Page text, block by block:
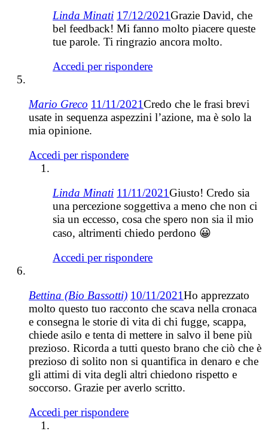
Linda Minati 17/12/2021Grazie David, che
bel feedback! Mi fanno molto piacere queste
tue parole. Ti ringrazio ancora molto.
Accedi per rispondere
Mario Greco 11/11/2021Credo che le frasi brevi
usate in sequenza aspezzini l’azione, ma è solo la
mia opinione.
Accedi per rispondere
Linda Minati 11/11/2021Giusto! Credo sia
una percezione soggettiva a meno che non ci
sia un eccesso, cosa che spero non sia il mio
caso, altrimenti chiedo perdono 😀
Accedi per rispondere
Bettina (Bio Bassotti) 10/11/2021Ho apprezzato
molto questo tuo racconto che scava nella cronaca
e consegna le storie di vita di chi fugge, scappa,
chiede asilo e tenta di mettere in salvo il bene più
prezioso. Ricorda a tutti questo brano che ciò che è
prezioso di solito non si quantifica in denaro e che
gli attimi di vita degli altri chiedono rispetto e
soccorso. Grazie per averlo scritto.
Accedi per rispondere